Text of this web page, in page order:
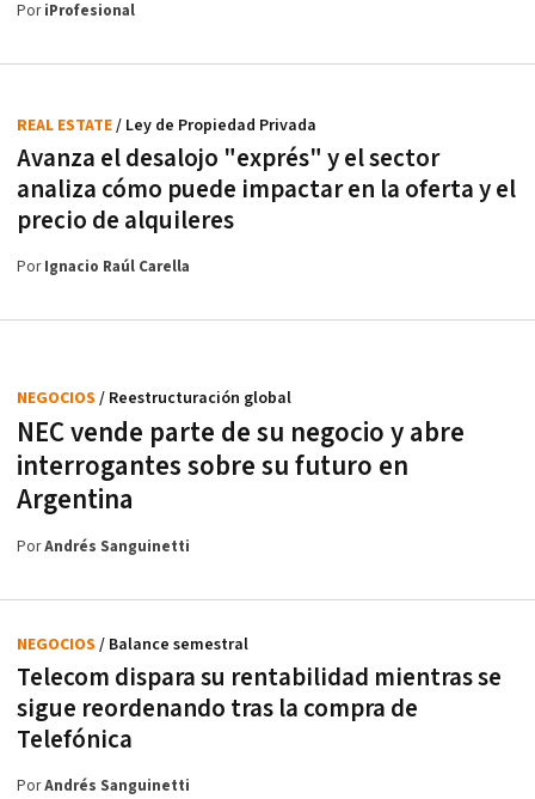
PoriProfesional
Avanza el desalojo "exprés" y el sector
analiza cómo puede impactar en la oferta y el
precio de alquileres
REAL ESTATE/ Ley de Propiedad Privada
PorIgnacio Raúl Carella
NEC vende parte de su negocio y abre
interrogantes sobre su futuro en
Argentina
NEGOCIOS / Reestructuración global
PorAndrés Sanguinetti
Telecom dispara su rentabilidad mientras se
sigue reordenando tras la compra de
Telefónica
NEGOCIOS / Balance semestral
PorAndrés Sanguinetti